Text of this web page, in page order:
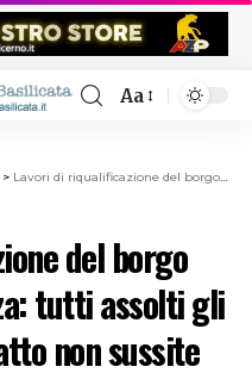
Aa
> Lavori di riqualificazione del borgo San Rocco di Potenza: tutti assolti gli imputati perchè il fatto non sussite
del borgo
tutti assolti gli
non sussite